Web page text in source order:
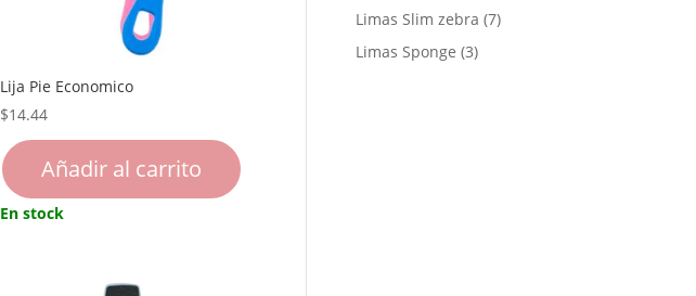
Lija Pie Economico
$14.44
Añadir al carrito
En stock
Limas Slim zebra 77
Limas Sponge 33